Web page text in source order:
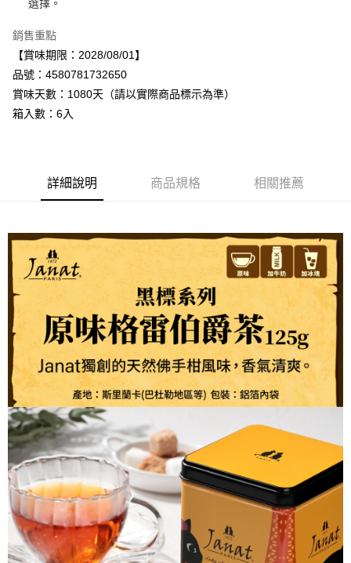
便利好安心！
２．便利：只要手機號碼，簡訊認證，即可結帳。
【「AFTEE先享後付」結帳流程】
１．於結帳方式選擇「AFTEE先享後付」後，將跳轉至「AFTEE先享後付」
結帳頁面，進行簡訊認證並確認金額後，即可完成結帳。
２．訂單成立數日內，您將收到繳費通知簡訊。
後付繳納相關費用。
※ 交易是否成功請以「AFTEE先享後付 」之結帳頁面顯示為準，若有關於
【注意事項】
１．透過由恩沛科技股份有限公司提供之「AFTEE先享後付」服務完成之交
易，需依本服務之必要範圍內提供個人資料，並將交易相關給付款項請求債
權轉讓予恩沛科技股份有限公司。
２．關於個人資料處理事宜，請瀏覽以下網址：
https://aftee.tw/terms/#terms3
３．未成年的使用者請事先徵得法定代理人或監護人之同意方可使用
「AFTEE先享後付」，若未經同意申辦者引起之損失，本公司不負相關責
任。
４．使用「AFTEE先享後付」時，將依據個別帳號之用戶狀況，依本公司即
時審查核予不同之上限額度；若仍有額度不足之情形，本公司將視審查結果
請求用戶進行身份認證。
５．嚴禁一人註冊多個帳號或使用他人資訊註冊。若發現惡意使用之情形，
恩沛科技股份有限公司將有權停止該用戶之使用額度並採取法律行動。
每筆NT$120，滿NT$899(含以上)免運費
選擇。
銷售重點
【賞味期限：2028/08/01】
品號：4580781732650
賞味天數：1080天（請以實際商品標示為準）
箱入數：6入
詳細說明 商品規格 相關推薦